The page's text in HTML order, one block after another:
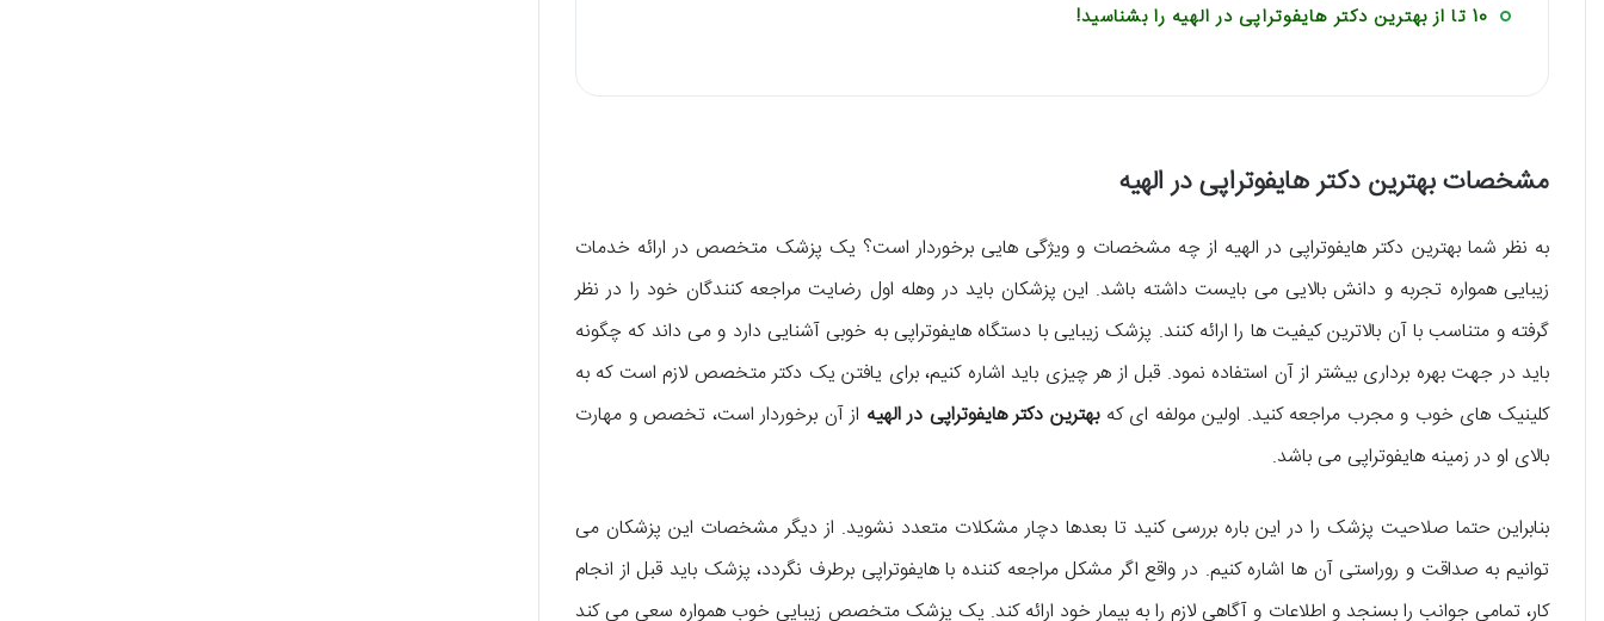
10 تا از بهترین دکتر هایفوتراپی در الهیه را بشناسید!
مشخصات بهترین دکتر هایفوتراپی در الهیه
به نظر شما بهترین دکتر هایفوتراپی در الهیه از چه مشخصات و ویژگی‌ هایی برخوردار است؟ یک پزشک متخصص در ارائه‌ خدمات
زیبایی همواره تجربه و دانش بالایی می‌ بایست داشته باشد. این پزشکان باید در وهله‌ اول رضایت مراجعه کنندگان خود را در نظر
گرفته و متناسب با آن بالاترین کیفیت‌ ها را ارائه کنند. پزشک زیبایی با دستگاه هایفوتراپی به خوبی آشنایی دارد و می‌ داند که چگونه
باید در جهت بهره‌ برداری بیشتر از آن استفاده نمود. قبل از هر چیزی باید اشاره کنیم، برای یافتن یک دکتر متخصص لازم است که به
کلینیک‌ های خوب و مجرب مراجعه کنید. اولین مولفه‌ ای کهبهترین دکتر هایفوتراپی در الهیه از آن برخوردار است، تخصص و مهارت
بالای او در زمینه‌ هایفوتراپی می‌ باشد.
بنابراین حتما صلاحیت پزشک را در این باره بررسی کنید تا بعدها دچار مشکلات متعدد نشوید. از دیگر مشخصات این پزشکان می‌
توانیم به صداقت و روراستی آن‌ ها اشاره کنیم. در واقع اگر مشکل مراجعه کننده با هایفوتراپی برطرف نگردد، پزشک باید قبل از انجام
کار، تمامی جوانب را بسنجد و اطلاعات و آگاهی لازم را به بیمار خود ارائه کند. یک پزشک متخصص زیبایی خوب همواره سعی می‌ کند